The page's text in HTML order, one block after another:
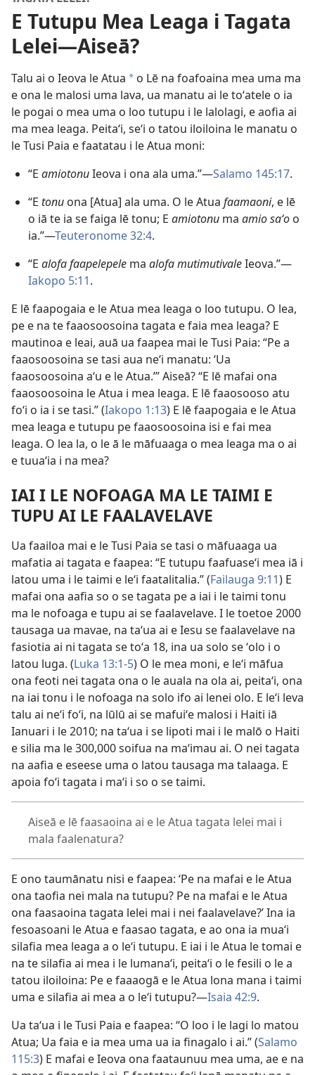
E Tutupu Mea Leaga i Tagata
Lelei​—Aiseā?
Talu ai o Ieova le Atua * o Lē na foafoaina mea uma ma
e ona le malosi uma lava, ua manatu ai le toʻatele o ia
le pogai o mea uma o loo tutupu i le lalolagi, e aofia ai
ma mea leaga. Peitaʻi, seʻi o tatou iloiloina le manatu o
le Tusi Paia e faatatau i le Atua moni:
“E amiotonuIeova i ona ala uma.”​—Salamo 145:17.
“E tonu ona [Atua] ala uma. O le Atua faamaoni, e lē
o iā te ia se faiga lē tonu; E amiotonu ma amio saʻo o
ia.”​—Teuteronome 32:4.
“E alofa faapelepele ma alofa mutimutivaleIeova.”​—
Iakopo 5:11.
E lē faapogaia e le Atua mea leaga o loo tutupu. O lea,
pe e na te faaosoosoina tagata e faia mea leaga? E
mautinoa e leai, auā ua faapea mai le Tusi Paia: “Pe a
faaosoosoina se tasi aua neʻi manatu: ʻUa
faaosoosoina aʻu e le Atua.’” Aiseā? “E lē mafai ona
faaosoosoina le Atua i mea leaga. E lē faaosooso atu
foʻi o ia i se tasi.” (Iakopo 1:13) E lē faapogaia e le Atua
mea leaga e tutupu pe faaosoosoina isi e fai mea
leaga. O lea la, o le ā le māfuaaga o mea leaga ma o ai
e tuuaʻia i na mea?
IAI I LE NOFOAGA MA LE TAIMI E
TUPU AI LE FAALAVELAVE
Ua faailoa mai e le Tusi Paia se tasi o māfuaaga ua
mafatia ai tagata e faapea: “E tutupu faafuaseʻi mea iā i
latou uma i le taimi e leʻi faatalitalia.” (Failauga 9:11) E
mafai ona aafia so o se tagata pe a iai i le taimi tonu
ma le nofoaga e tupu ai se faalavelave. I le toetoe 2000
tausaga ua mavae, na taʻua ai e Iesu se faalavelave na
fasiotia ai ni tagata se toʻa 18, ina ua solo se ʻolo i o
latou luga. (Luka 13:1-5) O le mea moni, e leʻi māfua
ona feoti nei tagata ona o le auala na ola ai, peitaʻi, ona
na iai tonu i le nofoaga na solo ifo ai lenei olo. E leʻi leva
talu ai neʻi foʻi, na lūlū ai se mafuiʻe malosi i Haiti iā
Ianuari i le 2010; na taʻua i se lipoti mai i le malō o Haiti
e silia ma le 300,000 soifua na maʻimau ai. O nei tagata
na aafia e eseese uma o latou tausaga ma talaaga. E
apoia foʻi tagata i maʻi i so o se taimi.
Aiseā e lē faasaoina ai e le Atua tagata lelei mai i
mala faalenatura?
E ono taumānatu nisi e faapea: ʻPe na mafai e le Atua
ona taofia nei mala na tutupu? Pe na mafai e le Atua
ona faasaoina tagata lelei mai i nei faalavelave?’ Ina ia
fesoasoani le Atua e faasao tagata, e ao ona ia muaʻi
silafia mea leaga a o leʻi tutupu. E iai i le Atua le tomai e
na te silafia ai mea i le lumanaʻi, peitaʻi o le fesili o le a
tatou iloiloina: Pe e faaaogā e le Atua lona mana i taimi
uma e silafia ai mea a o leʻi tutupu?​—Isaia 42:9.
Ua taʻua i le Tusi Paia e faapea: “O loo i le lagi lo matou
Atua; Ua faia e ia mea uma ua ia finagalo i ai.” (Salamo
115:3) E mafai e Ieova ona faataunuu mea uma, ae e na